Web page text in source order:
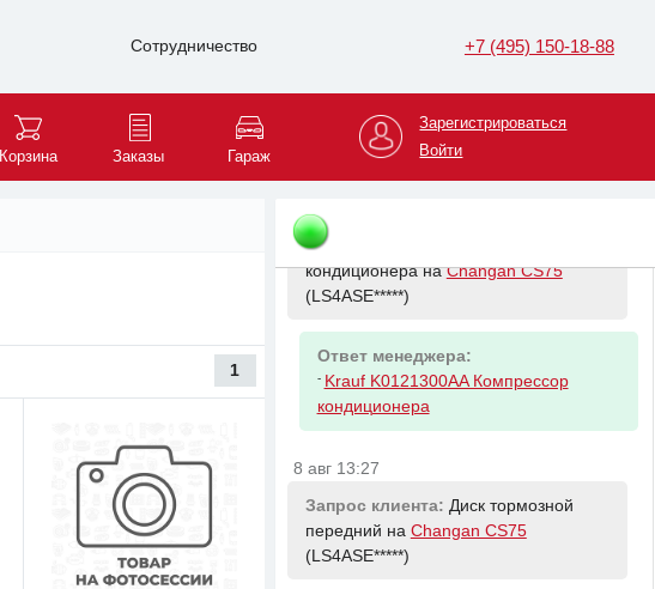
Сотрудничество +7 (495) 150-18-88
Корзина Заказы Гараж
Зарегистрироваться
Войти
1
Антифриз на
(XW8BK6*****)
Ответ менеджера:
VAG G012A8GM1 Антифриз (1 5L)
Запрос клиента:
кондиционера наChangan CS75
(LS4ASE*****)
Ответ менеджера:
- Krauf K0121300AA Компрессор
кондиционера
8 авг 13:27
Запрос клиента: Диск тормозной
передний на Changan CS75
(LS4ASE*****)